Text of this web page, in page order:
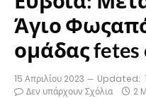
Άγιο
ομάδας fetes
15 Απριλίου 2023 Updated:
Δεν υπάρχουν Σχόλια
2